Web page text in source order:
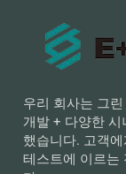
우리 회사는 그
개발 + 다양한
했습니다. 고객
테스트에 이르는